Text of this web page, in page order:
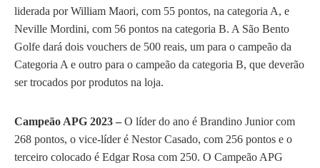
liderada por William Maori, com 55 pontos, na categoria A, e
Neville Mordini, com 56 pontos na categoria B. A São Bento
Golfe dará dois vouchers de 500 reais, um para o campeão da
Categoria A e outro para o campeão da categoria B, que deverão
ser trocados por produtos na loja.
Campeão APG 2023 – O líder do ano é Brandino Junior com
268 pontos, o vice-líder é Nestor Casado, com 256 pontos e o
terceiro colocado é Edgar Rosa com 250. O Campeão APG